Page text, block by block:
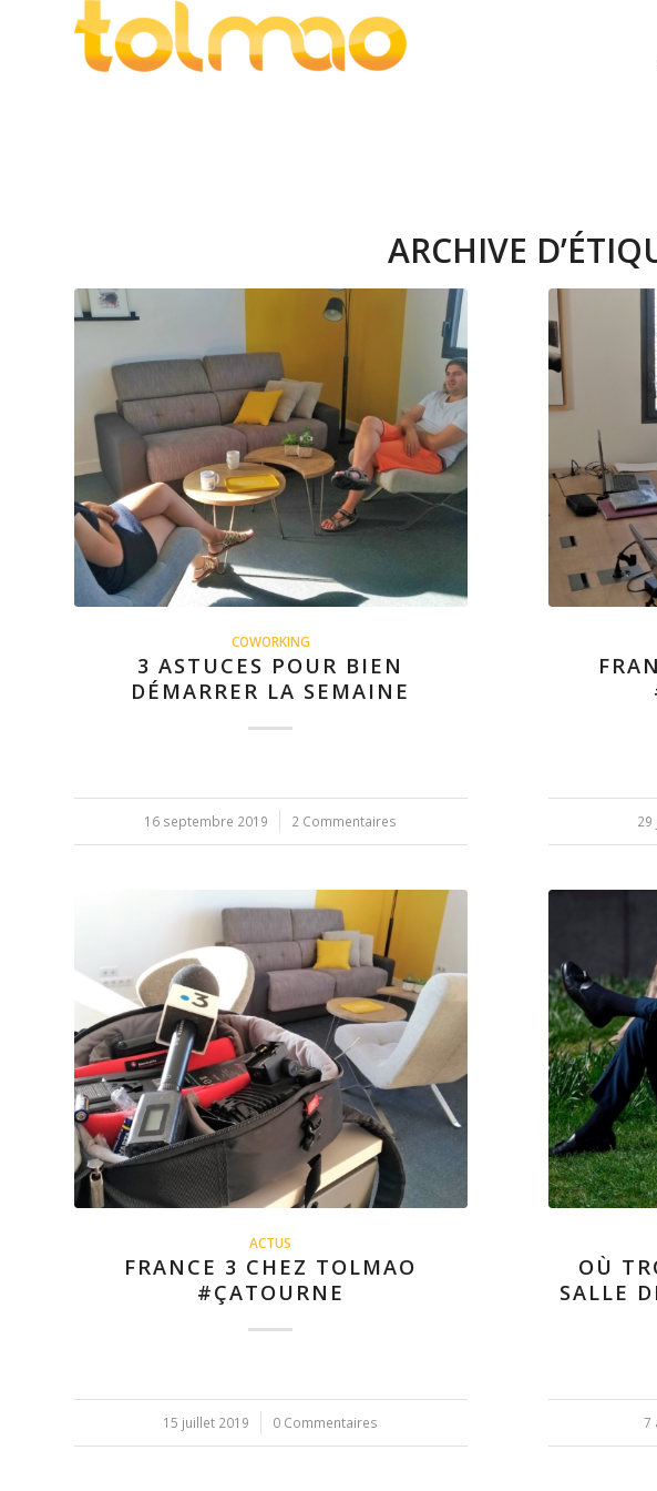
ARCHIVE
COWORKING
3 ASTUCES POUR BIEN
DÉMARRER LA SEMAINE
16 septembre 2019
/ 2 Commentaires 29
ACTUS
FRANCE 3 CHEZ TOLMAO
#ÇATOURNE
15 juillet 2019
/ 0 Commentaires
OÙ
SALLE
7